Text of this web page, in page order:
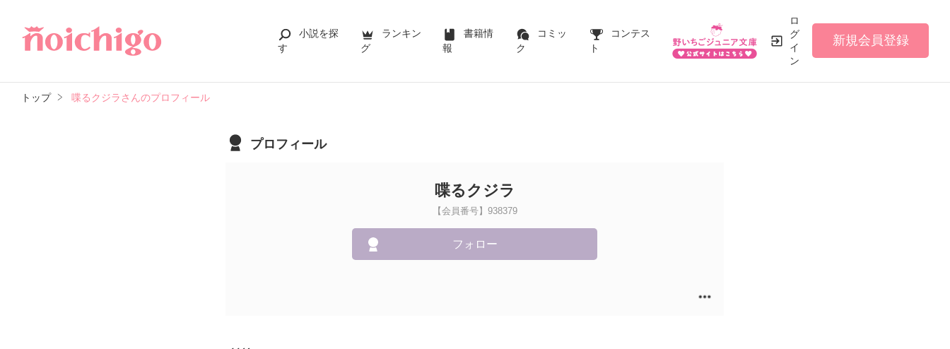
小説を探
す
ランキン
グ
書籍情
報
コミッ
ク
コンテス
ト
ロ
グ
イ
ン
新規会員登録
トップ 喋るクジラさんのプロフィール
プロフィール
喋るクジラ
【会員番号】938379
フォロー